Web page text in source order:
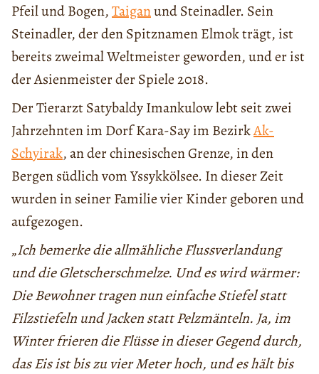
Pfeil und Bogen,Taiganund Steinadler. Sein
Steinadler, der den Spitznamen Elmok trägt, ist
bereits zweimal Weltmeister geworden, und er ist
der Asienmeister der Spiele 2018.
Der Tierarzt Satybaldy Imankulow lebt seit zwei
Jahrzehnten im Dorf Kara-Say im BezirkAk-
Schyirak, an der chinesischen Grenze, in den
Bergen südlich vom Yssykkölsee. In dieser Zeit
wurden in seiner Familie vier Kinder geboren und
aufgezogen.
„Ich bemerke die allmähliche Flussverlandung
und die Gletscherschmelze. Und es wird wärmer:
Die Bewohner tragen nun einfache Stiefel statt
Filzstiefeln und Jacken statt Pelzmänteln. Ja, im
Winter frieren die Flüsse in dieser Gegend durch,
das Eis ist bis zu vier Meter hoch, und es hält bis